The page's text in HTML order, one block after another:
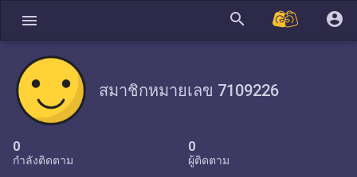
menu search account_circle
สมาชิกหมายเลข 7109226
0
กำลังติดตาม
0
ผู้ติดตาม